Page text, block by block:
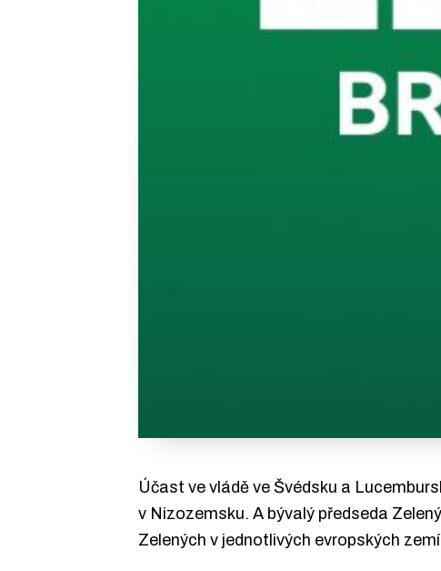
Účast ve vládě ve Švédsku a
v Nizozemsku. A bývalý předseda
Zelených v jednotlivých evropských